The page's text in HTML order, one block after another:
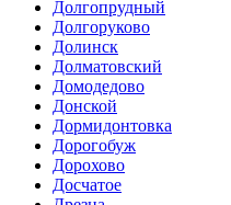
Долгопрудный
Долгоруково
Долинск
Долматовский
Домодедово
Донской
Дормидонтовка
Дорогобуж
Дорохово
Досчатое